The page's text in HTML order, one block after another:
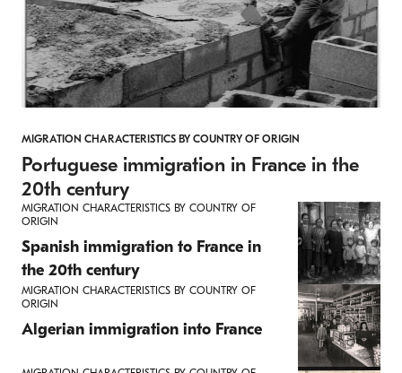
MIGRATION CHARACTERISTICS BY COUNTRY OF ORIGIN
Portuguese immigration in France in the
20th century
MIGRATION CHARACTERISTICS BY COUNTRY OF
ORIGIN
Spanish immigration to France in
the 20th century
MIGRATION CHARACTERISTICS BY COUNTRY OF
ORIGIN
Algerian immigration into France